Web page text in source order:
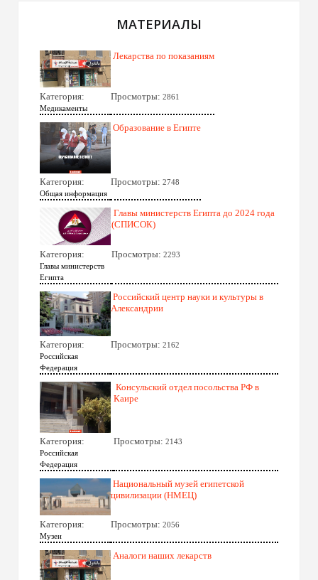
МАТЕРИАЛЫ
Лекарства по показаниям
Категория:
Медикаменты
Просмотры: 2861
Образование в Египте
Категория:
Общая информация
Просмотры: 2748
Главы министерств Египта до 2024 года
(СПИСОК)
Категория:
Главы министерств
Египта
Просмотры: 2293
Российский центр науки и культуры в
Александрии
Категория:
Российская
Федерация
Просмотры: 2162
Консульский отдел посольства РФ в
Каире
Категория:
Российская
Федерация
Просмотры: 2143
Национальный музей египетской
цивилизации (НМЕЦ)
Категория:
Музеи
Просмотры: 2056
Аналоги наших лекарств